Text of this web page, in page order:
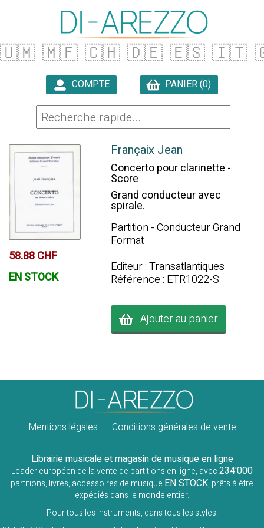
🇺🇲 🇲🇫 🇨🇭 🇩🇪 🇪🇸 🇮🇹
COMPTE PANIER (0)
58.88 CHF
EN STOCK
Françaix Jean
Concerto pour clarinette -
Score
Grand conducteur avec
spirale.
Partition - Conducteur Grand
Format
Editeur : Transatlantiques
Référence : ETR1022-S
Ajouter au panier
Mentions légales Conditions générales de vente
Librairie musicale et magasin de musique en ligne
Leader européen de la vente de partitions en ligne, avec234'000
partitions, livres, accessoires de musique EN STOCK, prêts à être
expédiés dans le monde entier.
Pour tous les instruments, dans tous les styles.